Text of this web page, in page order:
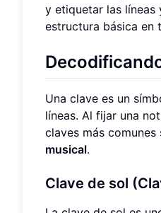
y etiquetar las líneas
estructura básica en
Una clave es un
líneas. Al fijar una
claves más
musical.
Clave de sol